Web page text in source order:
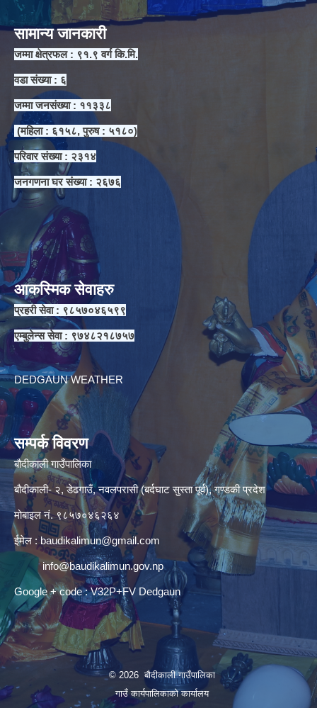
सामान्य जानकारी
जम्मा क्षेत्रफल : ९१.९ वर्ग कि.मि.
वडा संख्या : ६
जम्मा जनसंख्या : ११३३८
(महिला : ६१५८, पुरुष : ५१८०)
परिवार संख्या : २३१४
जनगणना घर संख्या : २६७६
आकस्मिक सेवाहरु
प्रहरी सेवा : ९८५७०४६५९९
एम्बुलेन्स सेवा : ९७४८२१८७५७
DEDGAUN WEATHER
सम्पर्क विवरण
बौदीकाली गाउँपालिका
बौदीकाली- २, डेढगाउँ, नवलपरासी (बर्दघाट सुस्ता पूर्व), गण्डकी प्रदेश
मोबाइल नं. ९८५७०४६२६४
ईमेल : baudikalimun@gmail.com
info@baudikalimun.gov.np
Google + code : V32P+FV Dedgaun
© 2026 बौदीकाली गाउँपालिका
गाउँ कार्यपालिकाको कार्यालय